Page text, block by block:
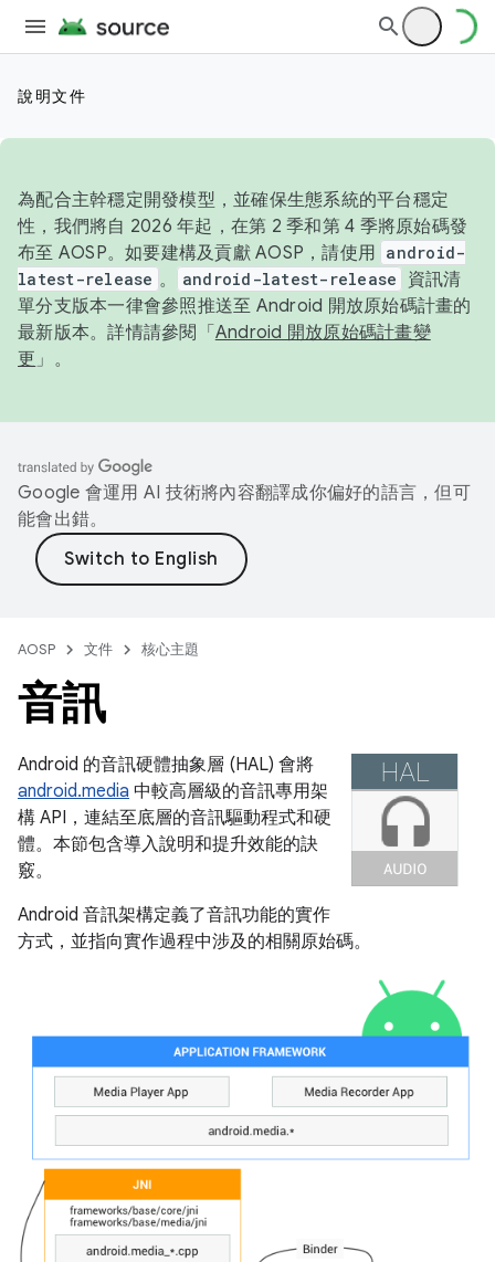
說明文件
為配合主幹穩定開發模型，並確保生態系統的平台穩定
性，我們將自 2026 年起，在第 2 季和第 4 季將原始碼發
布至 AOSP。如要建構及貢獻 AOSP，請使用 android-
latest-release 。 android-latest-release
資訊清
單分支版本一律會參照推送至 Android 開放原始碼計畫的
最新版本。詳情請參閱「 Android 開放原始碼計畫變
更 」。
Google 會運用 AI 技術將內容翻譯成你偏好的語言，但可
能會出錯。
AOSP 文件 核心主題
音訊
Android 的音訊硬體抽象層 (HAL) 會將
android.media 中較高層級的音訊專用架
構 API，連結至底層的音訊驅動程式和硬
體。本節包含導入說明和提升效能的訣
竅。
Android 音訊架構定義了音訊功能的實作
方式，並指向實作過程中涉及的相關原始碼。